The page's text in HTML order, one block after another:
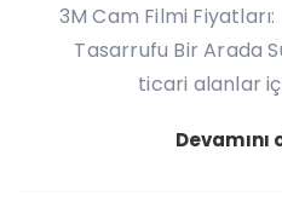
3M Cam Filmi Fiyatları:
Tasarrufu Bir Arada
ticari alanlar
Devamını